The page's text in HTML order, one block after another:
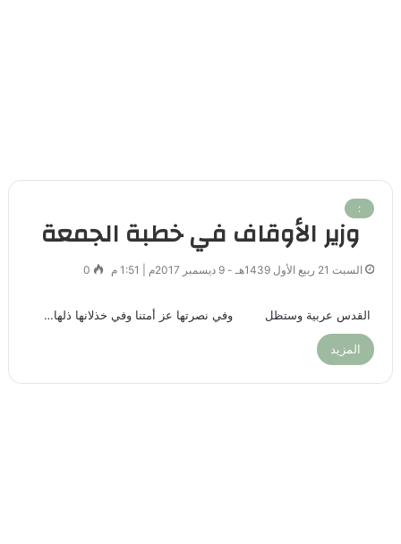
:
وزير الأوقاف في خطبة الجمعة
السبت 21 ربيع الأول 1439هـ - 9 ديسمبر 2017م | 1:51 م 0
القدس عربية وستظل وفي نصرتها عز أمتنا وفي خذلانها ذلها…
المزيد